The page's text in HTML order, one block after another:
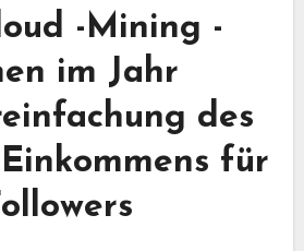
-Mining -
im Jahr
des
für